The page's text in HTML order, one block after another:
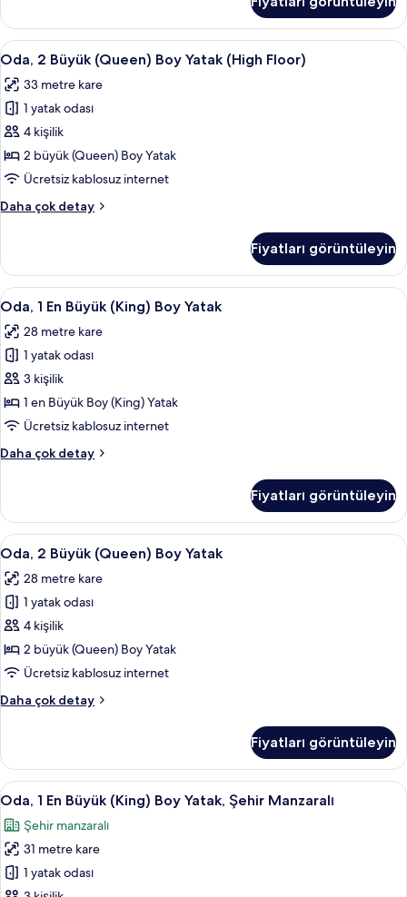
detay
Oda,
2
Büyük
(Queen)
Boy
Yatak
(High
için
görün
Kaliteli yatak takımı, yastık yüzeyli
2
Oda, 2 Büyük (Queen) Boy Yatak (High Floor)
33 metre kare
1 yatak odası
4 kişilik
2 büyük (Queen) Boy Yatak
Ücretsiz kablosuz internet
Daha çok detay
Oda,
Boy
Yatak
(High
hakkında
daha
detay
Fiyatları görüntüleyin
Oda,
1
En
Büyük
(King)
Boy
Yatak
tüm
Kaliteli yatak takımı, yastık yüzeyli
5
Oda, 1 En Büyük (King) Boy Yatak
28 metre kare
1 yatak odası
3 kişilik
1 en Büyük Boy (King) Yatak
Ücretsiz kablosuz internet
Daha çok detay
Oda,
(King)
Boy
Yatak
daha
fazla
Fiyatları görüntüleyin
Oda,
2
Büyük
(Queen)
Boy
Yatak
için
fotoğrafları
Kaliteli yatak takımı, yastık yüzeyli
4
Oda, 2 Büyük (Queen) Boy Yatak
28 metre kare
1 yatak odası
4 kişilik
2 büyük (Queen) Boy Yatak
Ücretsiz kablosuz internet
Daha çok detay
Oda,
Boy
Yatak
hakkında
fazla
detay
Fiyatları görüntüleyin
Oda,
1
En
Büyük
(King)
5
Oda, 1 En Büyük (King) Boy Yatak, Şehir Manzaralı
Şehir manzaralı
31 metre kare
1 yatak odası